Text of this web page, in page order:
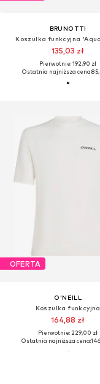
BRUNOTTI
Koszulka funkcyjna
135,03 zł
Pierwotnie: 192,90 zł
Ostatnia najniższa cena:
OFERTA
O'NEILL
Koszulka funkcyjna
164,88 zł
Pierwotnie: 229,00 zł
Ostatnia najniższa cena: